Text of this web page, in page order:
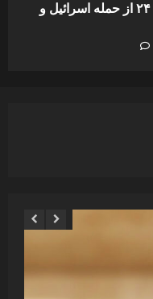
کنیسه رفیع‌نیا تهران؛ روایت فرانس ۲۴ از حمله اسرائیل و